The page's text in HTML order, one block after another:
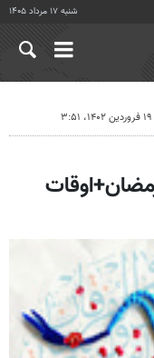
شنبه ۱۷ مرداد ۱۴۰۵
۱۹ فروردین ۱۴۰۲، ۳:۵۱